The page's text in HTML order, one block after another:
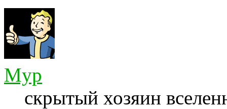
Myp
скрытый хозяин